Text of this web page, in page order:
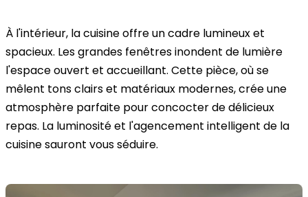
À l'intérieur, la cuisine offre un cadre lumineux et
spacieux. Les grandes fenêtres inondent de lumière
l'espace ouvert et accueillant. Cette pièce, où se
mêlent tons clairs et matériaux modernes, crée une
atmosphère parfaite pour concocter de délicieux
repas. La luminosité et l'agencement intelligent de la
cuisine sauront vous séduire.